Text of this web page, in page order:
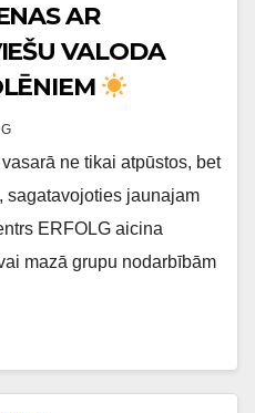
AR
VALODA
ne tikai atpūstos, bet
sagatavojoties jaunajam
ERFOLG aicina
mazā grupu nodarbībām